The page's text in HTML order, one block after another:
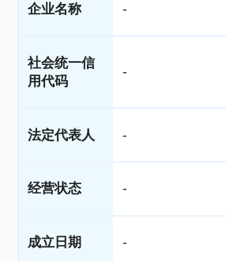
企业名称 -
社会统一信
用代码
-
法定代表人 -
经营状态 -
成立日期 -